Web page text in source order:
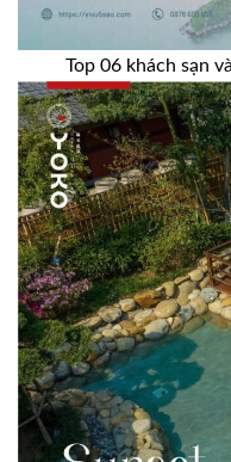
Top 06 khách sạn